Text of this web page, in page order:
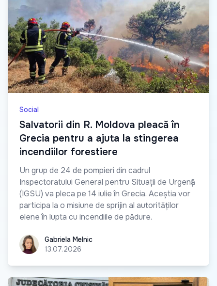
Social
Salvatorii din R. Moldova pleacă în
Grecia pentru a ajuta la stingerea
incendiilor forestiere
Un grup de 24 de pompieri din cadrul
Inspectoratului General pentru Situații de Urgență
(IGSU) va pleca pe 14 iulie în Grecia. Aceștia vor
participa la o misiune de sprijin al autorităților
elene în lupta cu incendiile de pădure.
Gabriela Melnic
Gabriela Melnic
13.07.2026